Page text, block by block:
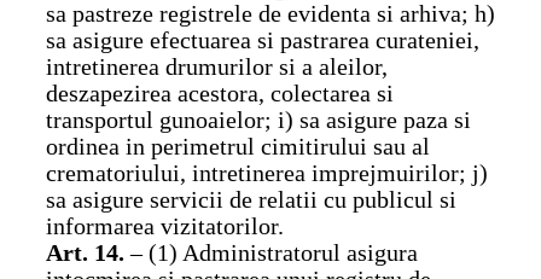
sa pastreze registrele de evidenta si arhiva; h)
sa asigure efectuarea si pastrarea curateniei,
intretinerea drumurilor si a aleilor,
deszapezirea acestora, colectarea si
transportul gunoaielor; i) sa asigure paza si
ordinea in perimetrul cimitirului sau al
crematoriului, intretinerea imprejmuirilor; j)
sa asigure servicii de relatii cu publicul si
informarea vizitatorilor.
Art. 14. – (1) Administratorul asigura